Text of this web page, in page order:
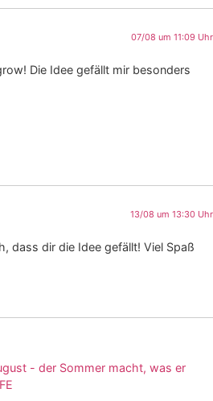
07/08 um 11:09 Uhr
Die Idee gefällt mir besonders
13/08 um 13:30 Uhr
dass dir die Idee gefällt! Viel Spaß
- der Sommer macht, was er